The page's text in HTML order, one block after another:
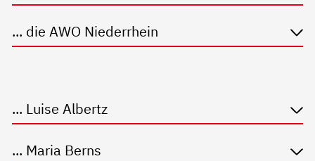
... die AWO Niederrhein
... Luise Albertz
... Maria Berns